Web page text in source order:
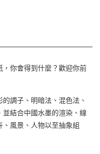
你會得到什麼？歡迎你前
調子、明暗法、混色法、
結合中國水墨的渲染、線
風景、人物以至抽象組